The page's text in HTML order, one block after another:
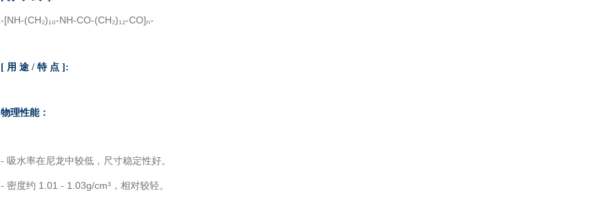
-[NH-(CH₂)₁₀-NH-CO-(CH₂)₁₂-CO]ₙ-
[ 用 途 / 特 点 ]:
物理性能：
- 吸水率在尼龙中较低，尺寸稳定性好。
- 密度约 1.01 - 1.03g/cm³，相对较轻。